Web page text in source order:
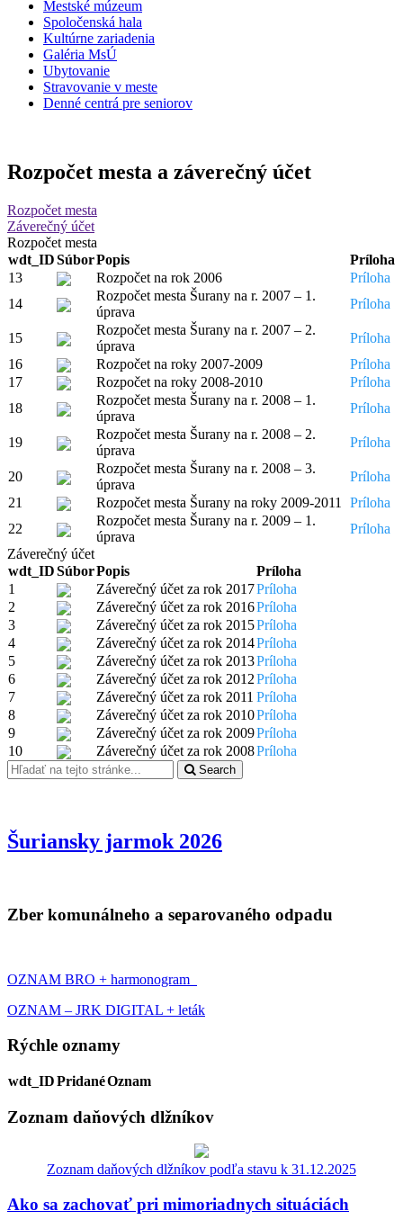
Mestské múzeum
Spoločenská hala
Kultúrne zariadenia
Galéria MsÚ
Ubytovanie
Stravovanie v meste
Denné centrá pre seniorov
Rozpočet mesta a záverečný účet
Rozpočet mesta
Záverečný účet
Rozpočet mesta
wdt_IDSúborPopis
Príloha
13
Rozpočet na rok 2006
Príloha
14
Rozpočet mesta Šurany na r. 2007 – 1.
úprava
Príloha
15
Rozpočet mesta Šurany na r. 2007 – 2.
úprava
Príloha
16
Rozpočet na roky 2007-2009
Príloha
17
Rozpočet na roky 2008-2010
Príloha
18
Rozpočet mesta Šurany na r. 2008 – 1.
úprava
Príloha
19
Rozpočet mesta Šurany na r. 2008 – 2.
úprava
Príloha
20
Rozpočet mesta Šurany na r. 2008 – 3.
úprava
Príloha
21
Rozpočet mesta Šurany na roky 2009-2011
Príloha
22
Rozpočet mesta Šurany na r. 2009 – 1.
úprava
Príloha
Záverečný účet
wdt_IDSúborPopis
Príloha
1
Záverečný účet za rok 2017Príloha
2
Záverečný účet za rok 2016Príloha
3
Záverečný účet za rok 2015Príloha
4
Záverečný účet za rok 2014Príloha
5
Záverečný účet za rok 2013Príloha
6
Záverečný účet za rok 2012Príloha
7
Záverečný účet za rok 2011 Príloha
8
Záverečný účet za rok 2010Príloha
9
Záverečný účet za rok 2009Príloha
10
Záverečný účet za rok 2008Príloha
Search
Šuriansky jarmok 2026
Zber komunálneho a separovaného odpadu
OZNAM BRO + harmonogram
OZNAM – JRK DIGITAL + leták
Rýchle oznamy
wdt_IDPridanéOznam
Zoznam daňových dlžníkov
Zoznam daňových dlžníkov podľa stavu k 31.12.2025
Ako sa zachovať pri mimoriadnych situáciách